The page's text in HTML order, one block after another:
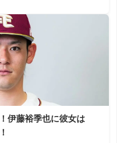
伊藤裕季也に彼女は